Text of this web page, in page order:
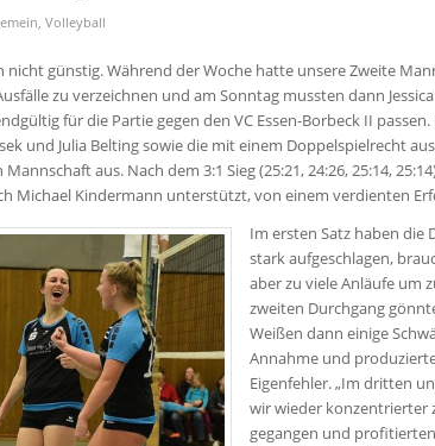
, Volleyball
nicht günstig. Während der Woche hatte unsere Zweite
zu verzeichnen und am Sonntag mussten dann
für die Partie gegen den VC Essen-Borbeck II
und Julia Belting sowie die mit einem Doppelspielrecht
aus. Nach dem 3:1 Sieg (25:21, 24:26, 25:14,
Michael Kindermann unterstützt, von einem verdienten
Im ersten Satz haben die
stark aufgeschlagen,
aber zu viele Anläufe um
zweiten Durchgang
Weißen dann einige
Annahme und
Eigenfehler. „Im dritten
wir wieder konzentrierter
gegangen und